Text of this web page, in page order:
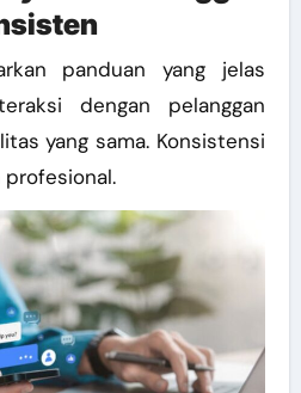
panduan yang jelas
dengan pelanggan
yang sama. Konsistensi